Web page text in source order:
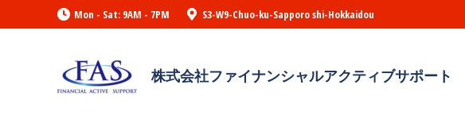
Mon - Sat: 9AM - 7PM S3-W9-Chuo-ku-Sapporo shi-Hokkaidou
株式会社ファイナンシャルアクティブサポート
HOME 会社概要 札幌運用塾 保険事業 電気事業